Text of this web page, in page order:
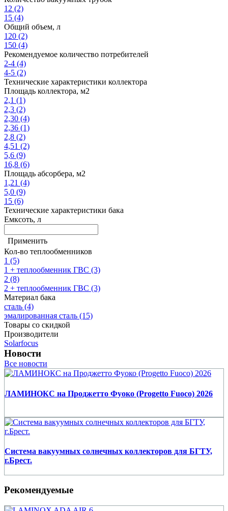
12 (2)
15 (4)
Общий объем, л
120 (2)
150 (4)
Рекомендуемое количество потребителей
2-4 (4)
4-5 (2)
Технические характеристики коллектора
Площадь коллектора, м2
2,1 (1)
2,3 (2)
2,30 (4)
2,36 (1)
2,8 (2)
4,51 (2)
5,6 (9)
16,8 (6)
Площадь абсорбера, м2
1,21 (4)
5,0 (9)
15 (6)
Технические характеристики бака
Емксоть, л
Применить
Кол-во теплообменников
1 (5)
1 + теплообменник ГВС (3)
2 (8)
2 + теплообменник ГВС (3)
Материал бака
сталь (4)
эмалированная сталь (15)
Товары со скидкой
Производители
Solarfocus
Новости
Все новости
ЛАМИНОКС на Проджетто Фуоко (Progetto Fuoco) 2026
Система вакуумных солнечных коллекторов для БГТУ,
г.Брест.
Рекомендуемые